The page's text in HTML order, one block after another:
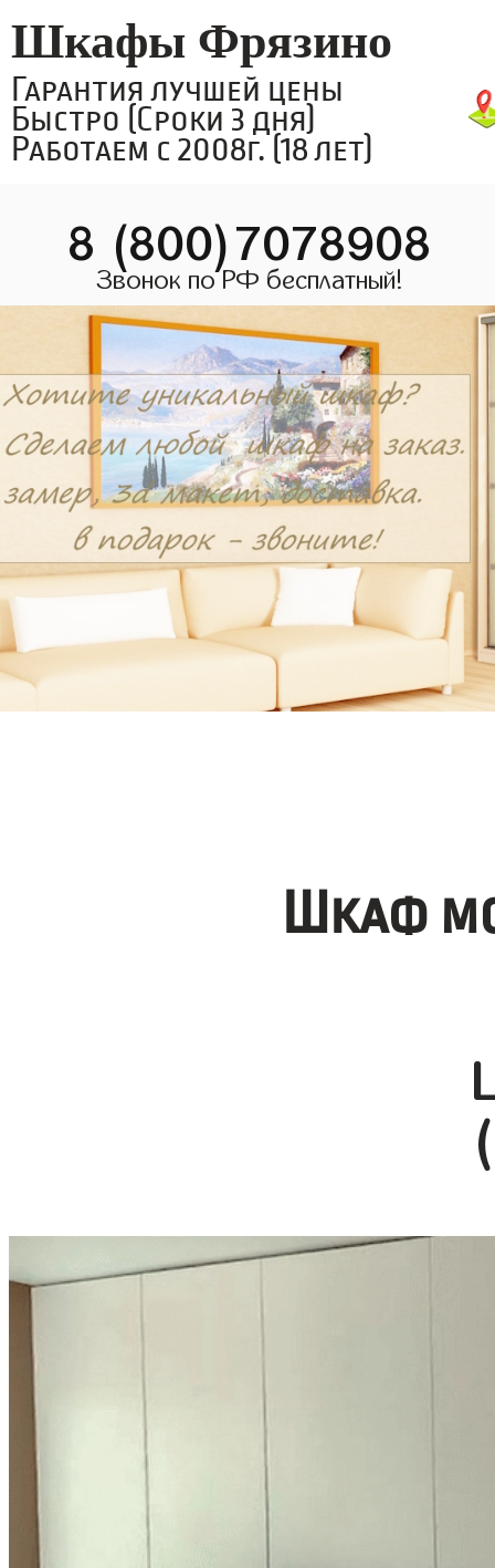
Шкафы Фрязино
Гарантия лучшей цены
Быстро (Сроки 3 дня)
Работаем с 2008г. (18 лет)
8 (800)7078908
Звонок по РФ бесплатный!
Шкаф